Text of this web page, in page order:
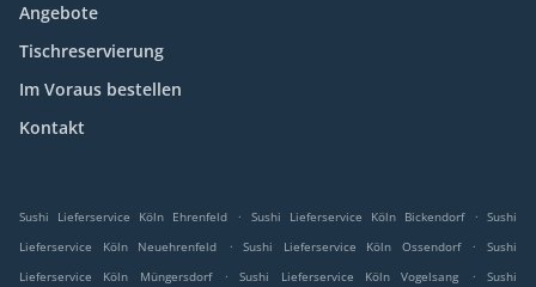
Angebote
Tischreservierung
Im Voraus bestellen
Kontakt
Sushi Lieferservice Köln Ehrenfeld . Sushi Lieferservice Köln Bickendorf . Sushi
Lieferservice Köln Neuehrenfeld
. Sushi Lieferservice Köln Ossendorf .
Sushi
Lieferservice Köln Müngersdorf
. Sushi Lieferservice Köln Vogelsang .
Sushi